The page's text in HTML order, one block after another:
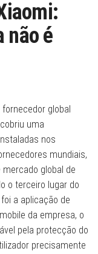
não é
fornecedor global
uma
nos
mundiais,
global de
o terceiro lugar do
a aplicação de
da empresa, o
pela protecção do
precisamente